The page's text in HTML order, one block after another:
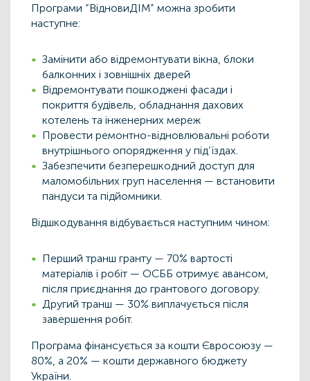
Програми “ВідновиДІМ” можна зробити
наступне:
Замінити або відремонтувати вікна, блоки
балконних і зовнішніх дверей
Відремонтувати пошкоджені фасади і
покриття будівель, обладнання дахових
котелень та інженерних мереж
Провести ремонтно-відновлювальні роботи
внутрішнього опорядження у під’їздах.
Забезпечити безперешкодний доступ для
маломобільних груп населення — встановити
пандуси та підйомники.
Відшкодування відбувається наступним чином:
Перший транш гранту — 70% вартості
матеріалів і робіт — ОСББ отримує авансом,
після приєднання до грантового договору.
Другий транш — 30% виплачується після
завершення робіт.
Програма фінансується за кошти Євросоюзу —
80%, а 20% — кошти державного бюджету
України.